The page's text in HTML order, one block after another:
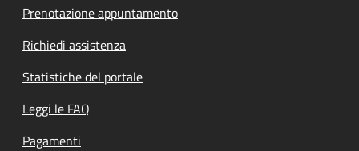
Prenotazione appuntamento
Richiedi assistenza
Statistiche del portale
Leggi le FAQ
Pagamenti